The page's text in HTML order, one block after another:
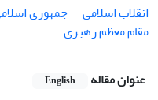
انقلاب اسلامی
جمهوری
مقام معظم رهبری
عنوان مقاله English